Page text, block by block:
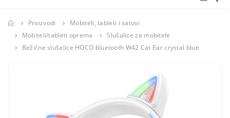
Proizvodi
Mobiteli, tableti i satovi
Mobiteli/tableti oprema
Slušalice za mobitele
Bežične slušalice HOCO bluetooth W42 Cat Ear crystal blue